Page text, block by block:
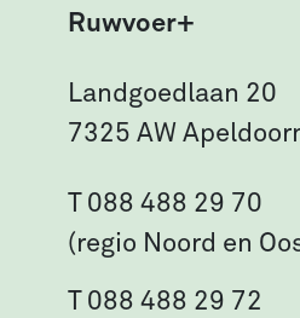
Ruwvoer+
Landgoedlaan 20
7325 AW
T 088 488 29 70
(regio Noord en
T 088 488 29 72